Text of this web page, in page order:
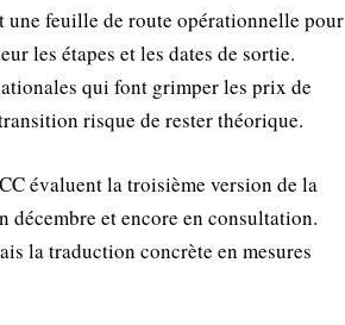
une feuille de route opérationnelle pour
les étapes et les dates de sortie.
qui font grimper les prix de
risque de rester théorique.
évaluent la troisième version de la
et encore en consultation.
la traduction concrète en mesures